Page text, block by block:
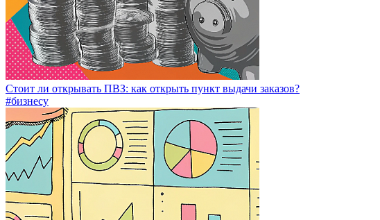
Стоит ли открывать ПВЗ: как открыть пункт выдачи заказов?
#бизнесу